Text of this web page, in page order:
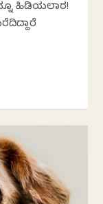
ಹಿಡಿಯಲಾರ!